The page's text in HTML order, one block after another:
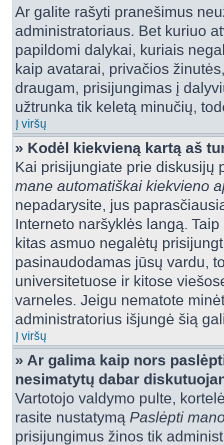
Ar galite rašyti pranešimus
administratoriaus. Bet kuriuo
papildomi dalykai, kuriais
kaip avatarai, privačios
draugam, prisijungimas į
užtrunka tik keletą minučių,
Į viršų
» Kodėl kiekvieną kartą aš
Kai prisijungiate prie diskusijų
mane automatiškai kiekvieno
nepadarysite, jus
Interneto naršyklės langą.
kitas asmuo negalėtų
pasinaudodamas jūsų vardu,
universitetuose ir kitose
varneles. Jeigu nematote
administratorius išjungė šią
Į viršų
» Ar galima kaip nors
nesimatytų dabar
Vartotojo valdymo pulte,
rasite nustatymą Paslėpti
prisijungimus žinos tik